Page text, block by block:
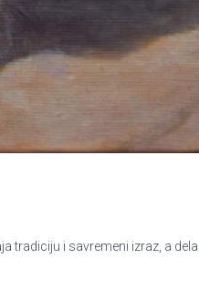
tradiciju i savremeni izraz, a